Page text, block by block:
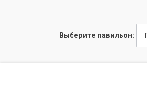
Выберите павильон: